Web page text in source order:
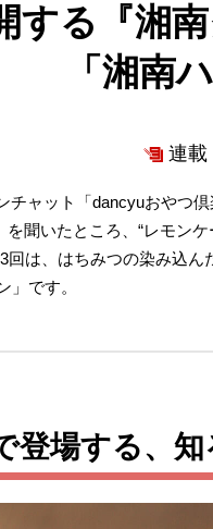
する『湘
「湘南
連載
チャット「dancyuおやつ
聞いたところ、“レモン
回は、はちみつの染み込
」です。
登場する、